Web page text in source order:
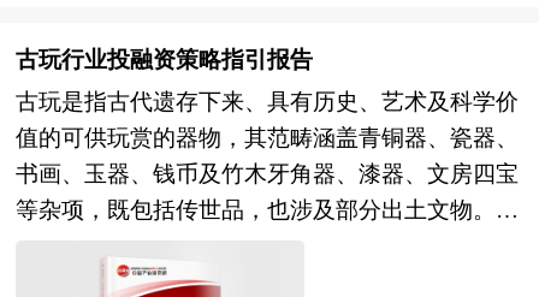
方向不可多得的精品资料。 本研究咨询报告由中
研普华咨询公司领衔撰写，在大量周密的市场调研
基础上，主要依据了国家统计局、国家商务部、国
家发改委、国家经济信息中心、国务院发展研究中
心、国家海关总署、全国商业信息中心、中国经济
杂志的基础信息以及游泳馆专业研究单位等公布和
占人机融合时代的全球产业制高点。 本研究咨询
报告由中研普华咨询公司领衔撰写，在大量周密的
市场调研基础上，主要依据了国家统计局、国家商
务部、国家发改委、国家经济信息中心、国务院发
展研究中心、国家海关总署、全国商业信息中心、
海外相关报刊杂志的基础信息以及脑机接口行业研
织形态。同时，检验标准国际化进程加速，USP、
EP等国际公认标准与国内药典的衔接机制日益完
善，推动检测报告全球互认。 本研究咨询报告由
中研普华咨询公司领衔撰写，在大量周密的市场调
研基础上，主要依据了国家统计局、国家商务部、
国家发改委、国家经济信息中心、国务院发展研究
中心、国家海关总署、全国商业信息中心、中国经
商业化落地的可行路径。政策环境层面，七部门联
合印发《关于加快提升农业科技创新体系整体效能
的实施意见》，建立农业科技领军企业梯度培育
库，大幅提升企业承担国家科技重大项目的比重，
产业应用导向明确的项目原则上交由企业牵头，政
深层矛盾依然突出：农业数据标准化程度低、跨平
高质量发展的安全保障。 当前，中国消防行业正
交汇期。监管层面，新修订的《消防法》及配套规
章全面实施，消防安全责任制进一步明确，消防救
援机构与住建部门的监管协同机制持续优化，社会
单位主体责任强化与第三方消防技术服务监管趋
严，推动行业从"事后处置"转向"事前预防"与"全周
古玩行业投融资策略指引报告
古玩是指古代遗存下来、具有历史、艺术及科学价
值的可供玩赏的器物，其范畴涵盖青铜器、瓷器、
书画、玉器、钱币及竹木牙角器、漆器、文房四宝
等杂项，既包括传世品，也涉及部分出土文物。这
一概念的形成经历了从“骨董”到“古董”再到“古
玩”的演变：明代文献《格古要论》中已记载相关